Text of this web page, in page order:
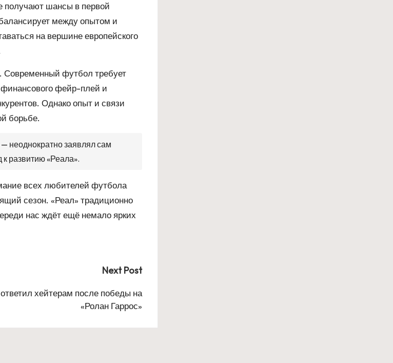
получают шансы в первой
между опытом и
на вершине европейского
Современный футбол требует
финансового фейр-плей и
Однако опыт и связи
борьбе.
неоднократно заявлял сам
развитию «Реала».
всех любителей футбола
сезон. «Реал» традиционно
нас ждёт ещё немало ярких
Next Post
хейтерам после победы на
«Ролан Гаррос»